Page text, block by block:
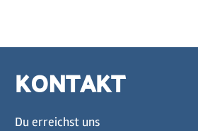
KONTAKT
Du erreichst uns